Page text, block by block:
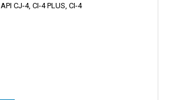
API CJ-4, CI-4 PLUS, CI-4